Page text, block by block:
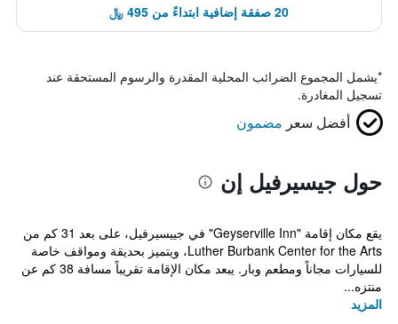
20 صفقة إضافية ابتداءً من 495 ﷼
*يشمل المجموع الضرائب المحلية المقدرة والرسوم المستحقة عند
تسجيل المغادرة.
أفضل سعر مضمون
حول جيسيرفيل إن
يقع مكان إقامة "Geyserville Inn" في جييسيرفيل، على بعد 31 كم من
Luther Burbank Center for the Arts، ويتميز بحديقة ومواقف خاصة
للسيارات مجاناً ومطعم وبار. يبعد مكان الإقامة تقريباً مسافة 38 كم عن
منتزه...
المزيد